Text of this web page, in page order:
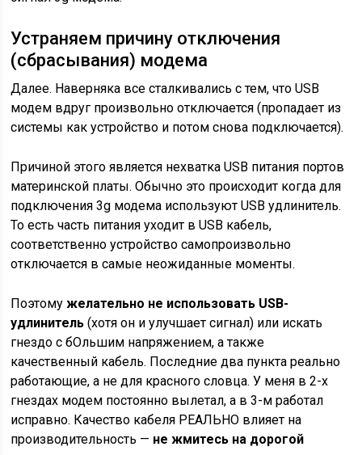
Устраняем причину отключения
(сбрасывания) модема
Далее. Наверняка все сталкивались с тем, что USB
модем вдруг произвольно отключается (пропадает из
системы как устройство и потом снова подключается).
Причиной этого является нехватка USB питания портов
материнской платы. Обычно это происходит когда для
подключения 3g модема используют USB удлинитель.
То есть часть питания уходит в USB кабель,
соответственно устройство самопроизвольно
отключается в самые неожиданные моменты.
Поэтомужелательно не использовать USB-
удлинитель (хотя он и улучшает сигнал) или искать
гнездо с бОльшим напряжением, а также
качественный кабель. Последние два пункта реально
работающие, а не для красного словца. У меня в 2-х
гнездах модем постоянно вылетал, а в 3-м работал
исправно. Качество кабеля РЕАЛЬНО влияет на
производительность — не жмитесь на дорогой